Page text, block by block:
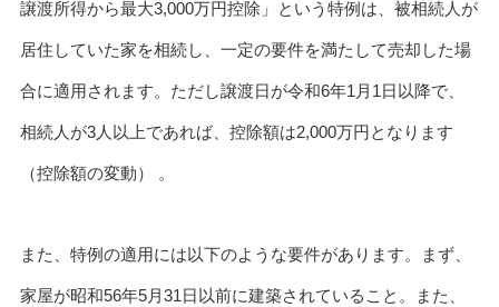
譲渡所得から最大3,000万円控除」という特例は、被相続人が
居住していた家を相続し、一定の要件を満たして売却した場
合に適用されます。ただし譲渡日が令和6年1月1日以降で、
相続人が3人以上であれば、控除額は2,000万円となります
（控除額の変動） 。
また、特例の適用には以下のような要件があります。まず、
家屋が昭和56年5月31日以前に建築されていること。また、